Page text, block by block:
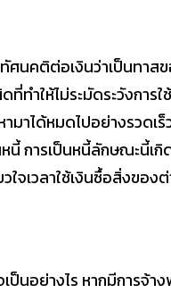
นคติต่อเงินว่าเป็นทาส
ทำให้ไม่ระมัดระวังกา
มาได้หมดไปอย่างรวดเ
การเป็นหนี้ลักษณะนี้เกิ
วใจเวลาใช้เงินซื้อสิ่งของ
นอย่างไร หากมีการจ้า